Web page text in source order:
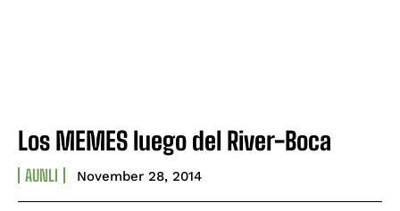
Los MEMES luego del River-Boca
AUNLI November 28, 2014